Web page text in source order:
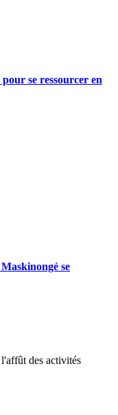
se ressourcer en
se
des activités